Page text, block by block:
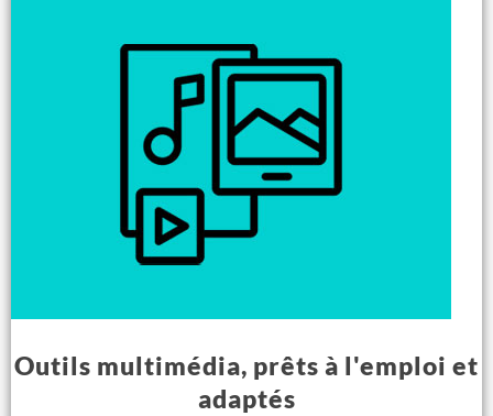
Outils multimédia, prêts à l'emploi et
adaptés